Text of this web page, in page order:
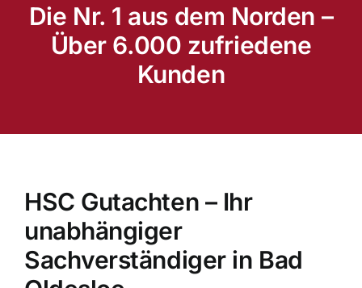
Die Nr. 1 aus dem Norden –
Über 6.000 zufriedene
Kunden
HSC Gutachten – Ihr
unabhängiger
Sachverständiger in Bad